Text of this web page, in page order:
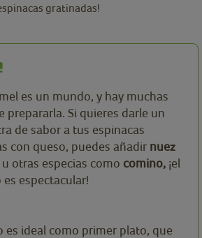
gratinadas!
es un mundo, y hay muchas
prepararla. Si quieres darle un
de sabor a tus espinacas
con queso, puedes añadir nuez
u otras especias como comino, ¡el
espectacular!
es ideal como primer plato, que